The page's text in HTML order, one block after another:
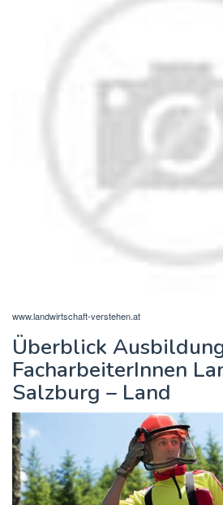
www.landwirtschaft-verstehen.at
Überblick
FacharbeiterInnen
Salzburg – Land